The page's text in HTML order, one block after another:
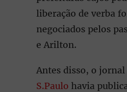
liberação de verba
negociados pelos
e Arilton.
Antes disso, o jornal
S.Paulo havia